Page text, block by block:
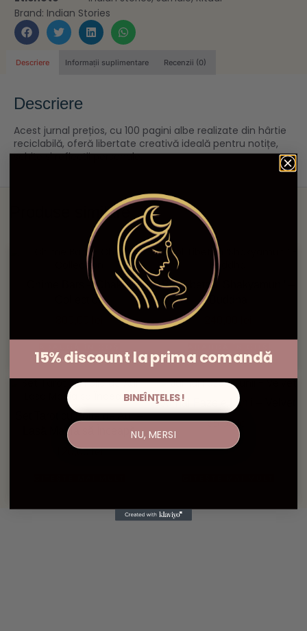
Brand: Indian Stories
Descriere Informații suplimentare Recenzii (0)
Descriere
Acest jurnal prețios, cu 100 pagini albe realizate din hârtie
reciclabilă, oferă libertate creativă ideală pentru notițe,
schițe și reflecții personale.
Produse similare
Chime Bars – Chakra
Collection
Bol Tibetan ‘Shakyamuni’ –
Buddha
Set Tarot cu Folie de Aur –
Lasă Magia să Înceapă
120,00lei
Jurnal Fazele Lunii – Velvet
65,00
15% discount la prima comandă
BINEÎNŢELES!
NU, MERSI